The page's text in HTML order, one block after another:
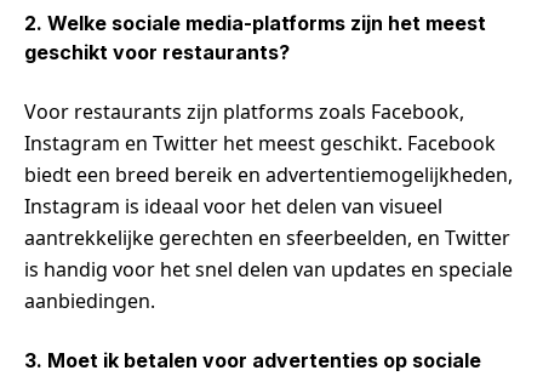
2. Welke sociale media-platforms zijn het meest
geschikt voor restaurants?
Voor restaurants zijn platforms zoals Facebook,
Instagram en Twitter het meest geschikt. Facebook
biedt een breed bereik en advertentiemogelijkheden,
Instagram is ideaal voor het delen van visueel
aantrekkelijke gerechten en sfeerbeelden, en Twitter
is handig voor het snel delen van updates en speciale
aanbiedingen.
3. Moet ik betalen voor advertenties op sociale